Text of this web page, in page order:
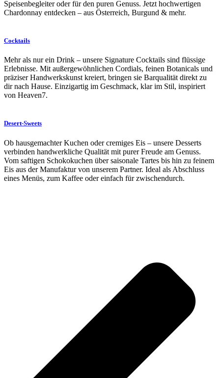
Speisenbegleiter oder für den puren Genuss. Jetzt hochwertigen
Chardonnay entdecken – aus Österreich, Burgund & mehr.
Cocktails
Mehr als nur ein Drink – unsere Signature Cocktails sind flüssige
Erlebnisse. Mit außergewöhnlichen Cordials, feinen Botanicals und
präziser Handwerkskunst kreiert, bringen sie Barqualität direkt zu
dir nach Hause. Einzigartig im Geschmack, klar im Stil, inspiriert
von Heaven7.
Desert-Sweets
Ob hausgemachter Kuchen oder cremiges Eis – unsere Desserts
verbinden handwerkliche Qualität mit purer Freude am Genuss.
Vom saftigen Schokokuchen über saisonale Tartes bis hin zu feinem
Eis aus der Manufaktur von unserem Partner. Ideal als Abschluss
eines Menüs, zum Kaffee oder einfach für zwischendurch.